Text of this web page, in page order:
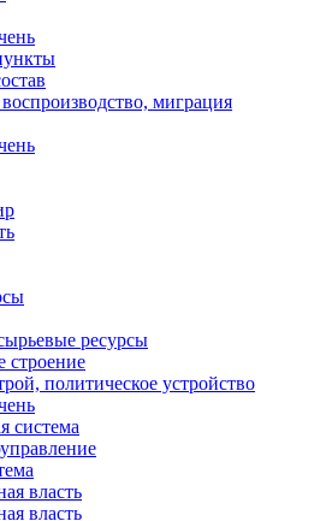
миграция
ресурсы
строение
политическое устройство
система
власть
власть